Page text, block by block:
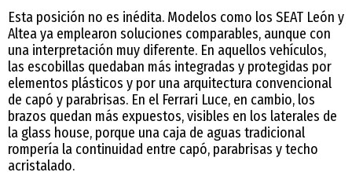
Esta posición no es inédita. Modelos como los SEAT León y
Altea ya emplearon soluciones comparables, aunque con
una interpretación muy diferente. En aquellos vehículos,
las escobillas quedaban más integradas y protegidas por
elementos plásticos y por una arquitectura convencional
de capó y parabrisas. En el Ferrari Luce, en cambio, los
brazos quedan más expuestos, visibles en los laterales de
la glass house, porque una caja de aguas tradicional
rompería la continuidad entre capó, parabrisas y techo
acristalado.